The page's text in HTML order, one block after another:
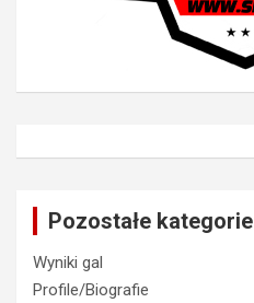
Pozostałe kategorie
Wyniki gal
Profile/Biografie